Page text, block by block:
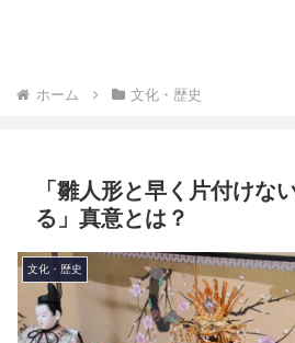
ホーム 文化・歴史
「雛人形と早く片付けな
る」真意とは？
文化・歴史